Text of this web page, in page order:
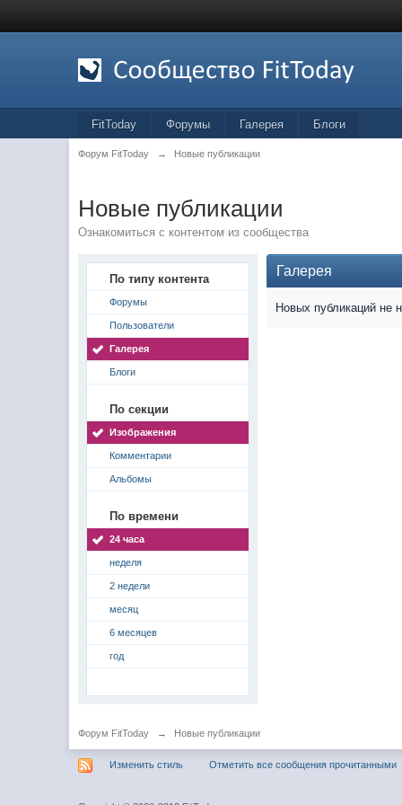
FitToday Форумы Галерея Блоги
Форум FitToday → Новые публикации
Новые публикации
Ознакомиться с контентом из сообщества
По типу контента
Форумы
Пользователи
Галерея
Блоги
По секции
Изображения
Комментарии
Альбомы
По времени
24 часа
неделя
2 недели
месяц
6 месяцев
год
Галерея
Новых публикаций не
Форум FitToday → Новые публикации
Изменить стиль Отметить все сообщения прочитанными